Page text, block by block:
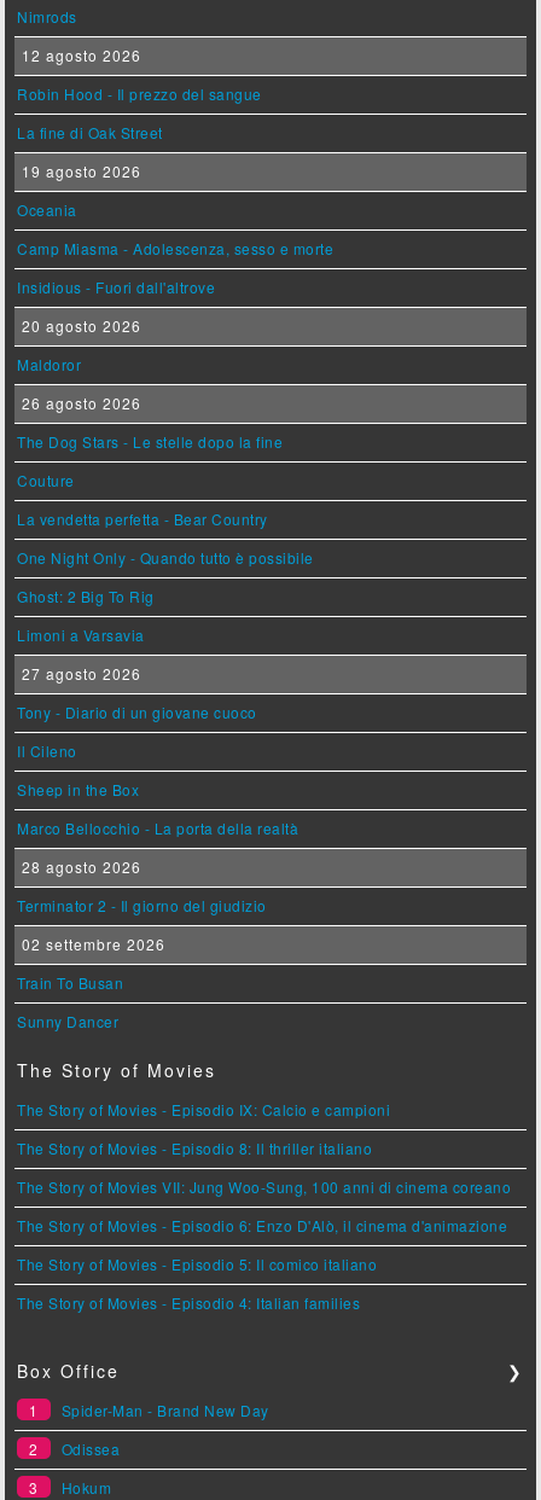
Nimrods
12 agosto 2026
Robin Hood - Il prezzo del sangue
La fine di Oak Street
19 agosto 2026
Oceania
Camp Miasma - Adolescenza, sesso e morte
Insidious - Fuori dall'altrove
20 agosto 2026
Maldoror
26 agosto 2026
The Dog Stars - Le stelle dopo la fine
Couture
La vendetta perfetta - Bear Country
One Night Only - Quando tutto è possibile
Ghost: 2 Big To Rig
Limoni a Varsavia
27 agosto 2026
Tony - Diario di un giovane cuoco
Il Cileno
Sheep in the Box
Marco Bellocchio - La porta della realtà
28 agosto 2026
Terminator 2 - Il giorno del giudizio
02 settembre 2026
Train To Busan
Sunny Dancer
The Story of Movies
The Story of Movies - Episodio IX: Calcio e campioni
The Story of Movies - Episodio 8: Il thriller italiano
The Story of Movies VII: Jung Woo-Sung, 100 anni di cinema coreano
The Story of Movies - Episodio 6: Enzo D'Alò, il cinema d'animazione
The Story of Movies - Episodio 5: Il comico italiano
The Story of Movies - Episodio 4: Italian families
Box Office ❯
1
Spider-Man - Brand New Day
2
Odissea
3
Hokum